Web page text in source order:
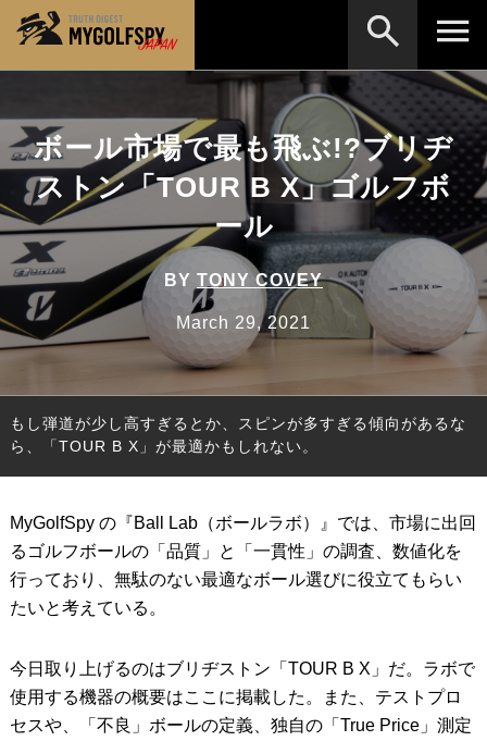
ボール市場で最も飛ぶ!?ブリヂ
ストン「TOUR B X」ゴルフボ
ール
BY TONY COVEY
March 29, 2021
もし弾道が少し高すぎるとか、スピンが多すぎる傾向があるな
ら、「TOUR B X」が最適かもしれない。
MyGolfSpy の『Ball Lab（ボールラボ）』では、市場に出回
るゴルフボールの「品質」と「一貫性」の調査、数値化を
行っており、無駄のない最適なボール選びに役立てもらい
たいと考えている。
今日取り上げるのはブリヂストン「TOUR B X」だ。ラボで
使用する機器の概要はここに掲載した。また、テストプロ
セスや、「不良」ボールの定義、独自の「True Price」測定
MOST WANTED テストランキング
NEW RELEASES 新製品情報
HOW TO ゴルフ上達・実践テクニック
LAB テスト・データ検証
Golf News ゴルフニュース
REVIEWS 製品レビュー
FAIRWAY WOODS フェアウェイウッド
HYBRIDS ハイブリッド
IRONS アイアン
WEDGES ウェッジ
PUTTERS パター
OTHER その他
Editor’s Picks 編集部のおすすめ
※メーカー名やクラブ名など、検索したい事柄を入
力してください。
検索